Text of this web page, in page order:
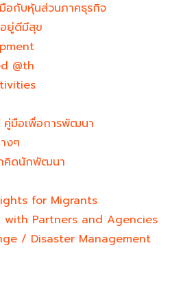
อกับหุ้นส่วนภาคธุรกิจ
ยู่ดีมีสุข
@th
คู่มือเพื่อการพัฒนา
งๆ
คิดนักพัฒนา
for Migrants
with Partners and Agencies
/ Disaster Management